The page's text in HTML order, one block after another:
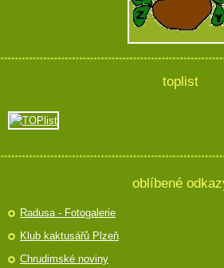
toplist
oblíbené
Radusa - Fotogalerie
Klub kaktusářů Plzeň
Chrudimské noviny